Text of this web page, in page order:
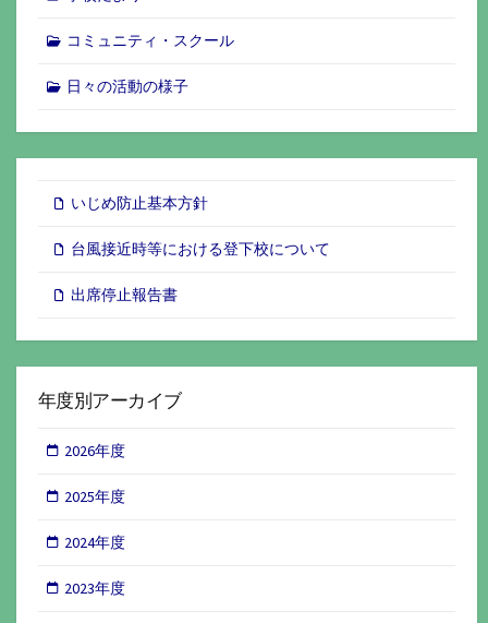
コミュニティ・スクール
日々の活動の様子
いじめ防止基本方針
台風接近時等における登下校について
出席停止報告書
年度別アーカイブ
2026年度
2025年度
2024年度
2023年度